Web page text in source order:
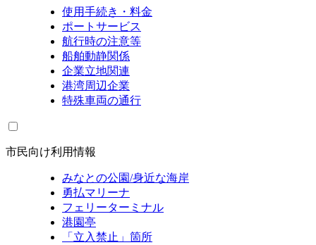
使用手続き・料金
ポートサービス
航行時の注意等
船舶動静関係
企業立地関連
港湾周辺企業
特殊車両の通行
市民向け利用情報
みなとの公園/身近な海岸
勇払マリーナ
フェリーターミナル
港園亭
「立入禁止」箇所